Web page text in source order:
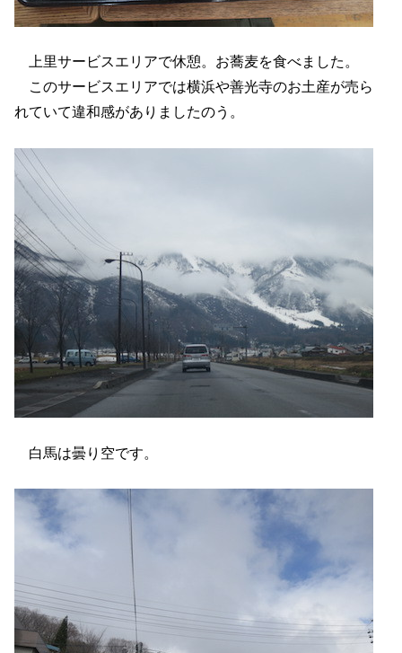
上里サービスエリアで休憩。お蕎麦を食べました。
このサービスエリアでは横浜や善光寺のお土産が売ら
れていて違和感がありましたのう。
白馬は曇り空です。